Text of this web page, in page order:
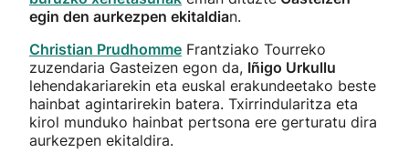
egin den aurkezpen ekitaldian.
Christian Prudhomme Frantziako Tourreko
zuzendaria Gasteizen egon da, Iñigo Urkullu
lehendakariarekin eta euskal erakundeetako beste
hainbat agintarirekin batera. Txirrindularitza eta
kirol munduko hainbat pertsona ere gerturatu dira
aurkezpen ekitaldira.